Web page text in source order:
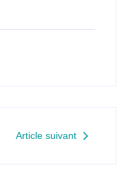
Article suivant